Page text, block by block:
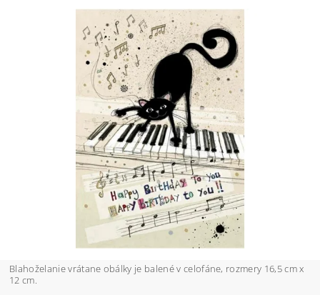
Blahoželanie vrátane obálky je balené v celofáne, rozmery 16,5 cm x
12 cm.